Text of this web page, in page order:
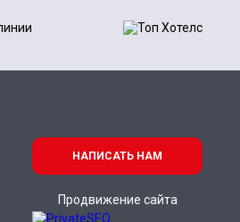
НАПИСАТЬ НАМ
Продвижение сайта